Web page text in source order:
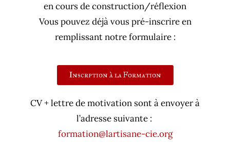
en cours de construction/réflexion
Vous pouvez déjà vous pré-inscrire en
remplissant notre formulaire :
Inscrption à la Formation
CV + lettre de motivation sont à envoyer à
l’adresse suivante :
formation@lartisane-cie.org